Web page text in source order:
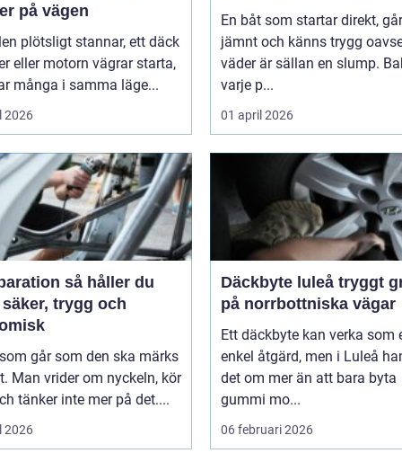
på vägen
plötsligt stannar, ett däck
eller motorn vägrar starta,
många i samma läge...
2026
En båt som startar direkt, går
jämnt och känns trygg
väder är sällan en slump.
varje p...
01 april 2026
så håller du
trygg och
går som den ska märks
Man vrider om nyckeln, kör
tänker inte mer på det....
2026
Däckbyte luleå tryggt grepp
på norrbottniska vägar
Ett däckbyte kan verka som
enkel åtgärd, men i Luleå
det om mer än att bara byta
gummi mo...
06 februari 2026